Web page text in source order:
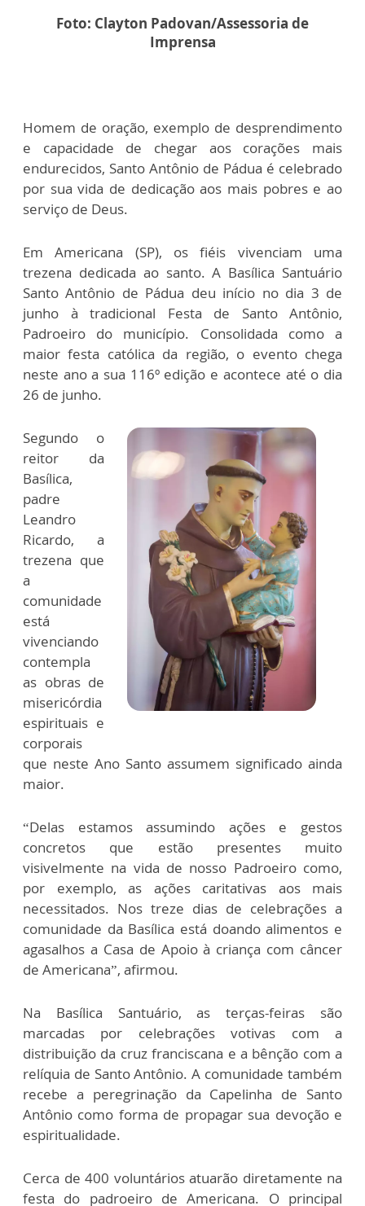
Foto: Clayton Padovan/Assessoria de
Imprensa
Homem de oração, exemplo de desprendimento
e capacidade de chegar aos corações mais
endurecidos, Santo Antônio de Pádua é celebrado
por sua vida de dedicação aos mais pobres e ao
serviço de Deus.
Em Americana (SP), os fiéis vivenciam uma
trezena dedicada ao santo. A Basílica Santuário
Santo Antônio de Pádua deu início no dia 3 de
junho à tradicional Festa de Santo Antônio,
Padroeiro do município. Consolidada como a
maior festa católica da região, o evento chega
neste ano a sua 116º edição e acontece até o dia
26 de junho.
Segundo o
reitor da
Basílica,
padre
Leandro
Ricardo, a
trezena que
a
comunidade
está
vivenciando
contempla
as obras de
misericórdia
espirituais e
corporais
que neste Ano Santo assumem significado ainda
maior.
“Delas estamos assumindo ações e gestos
concretos que estão presentes muito
visivelmente na vida de nosso Padroeiro como,
por exemplo, as ações caritativas aos mais
necessitados. Nos treze dias de celebrações a
comunidade da Basílica está doando alimentos e
agasalhos a Casa de Apoio à criança com câncer
de Americana”, afirmou.
Na Basílica Santuário, as terças-feiras são
marcadas por celebrações votivas com a
distribuição da cruz franciscana e a bênção com a
relíquia de Santo Antônio. A comunidade também
recebe a peregrinação da Capelinha de Santo
Antônio como forma de propagar sua devoção e
espiritualidade.
Cerca de 400 voluntários atuarão diretamente na
festa do padroeiro de Americana. O principal